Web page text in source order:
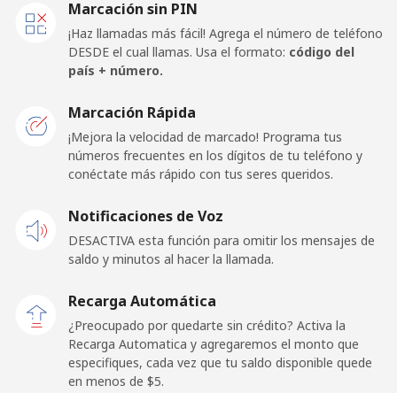
Línea fija
⁦13.5¢⁩
Papua New Guinea
Línea fija ⁦103.9¢⁩ 9 min por ⁦$10⁩ -
Paraguay
Línea fija ⁦2.5¢⁩
⁦4.7¢⁩ 212 min por ⁦$10⁩ ⁦7¢⁩
Peru
Marcación sin PIN
¡Haz llamadas más fácil! Agrega el número de teléfono
DESDE el cual llamas. Usa el formato: código del
país + número.
Marcación Rápida
¡Mejora la velocidad de marcado! Programa tus
números frecuentes en los dígitos de tu teléfono y
conéctate más rápido con tus seres queridos.
Notificaciones de Voz
DESACTIVA esta función para omitir los mensajes de
saldo y minutos al hacer la llamada.
Recarga Automática
¿Preocupado por quedarte sin crédito? Activa la
Recarga Automatica y agregaremos el monto que
especifiques, cada vez que tu saldo disponible quede
en menos de ⁦$5⁩.